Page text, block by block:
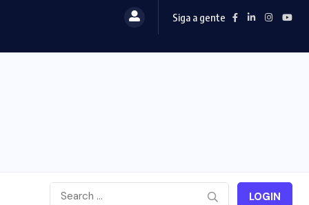
Siga a gente
LOGIN